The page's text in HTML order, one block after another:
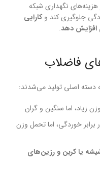
نگهداری شبکه
جلوگیری کند و کارایی
دهد.
فاضلاب
دسته اصلی تولید می‌شدند:
زیاد، اما سنگین و گران
خوردگی، اما تحمل وزن
یا کربن و رزین‌های